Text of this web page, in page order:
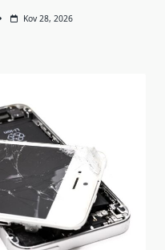
Kov 28, 2026